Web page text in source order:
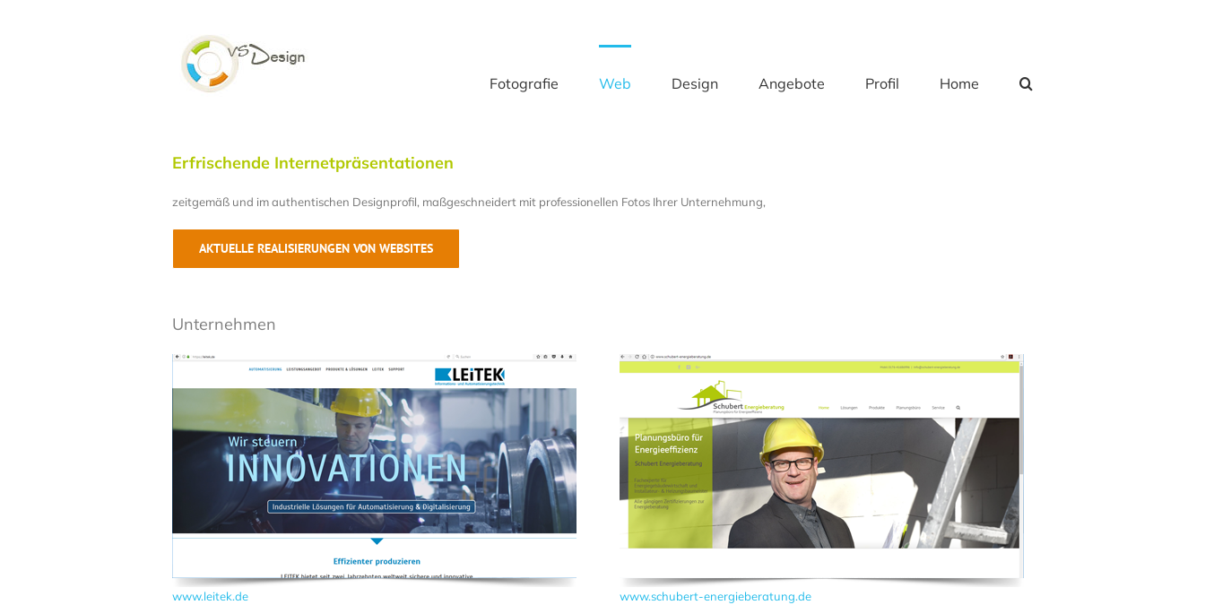
Fotografie Web Design Angebote Profil Home
Erfrischende Internetpräsentationen
zeitgemäß und im authentischen Designprofil, maßgeschneidert mit professionellen Fotos Ihrer Unternehmung,
AKTUELLE REALISIERUNGEN VON WEBSITES
Unternehmen
www.leitek.de
www.schubert-energieberatung.de